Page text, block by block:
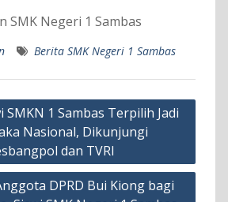
SMK Negeri 1 Sambas
Berita SMK Negeri 1 Sambas
SMKN 1 Sambas Terpilih Jadi
Nasional, Dikunjungi
dan TVRI
DPRD Bui Kiong bagi